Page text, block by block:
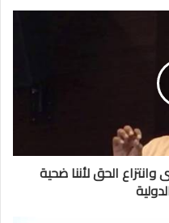
الحق لأننا ضحية